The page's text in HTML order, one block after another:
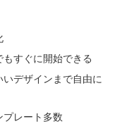
すぐに開始できる
デザインまで自由に
レート多数